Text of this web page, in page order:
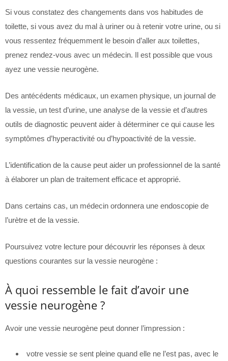
Si vous constatez des changements dans vos habitudes de
toilette, si vous avez du mal à uriner ou à retenir votre urine, ou si
vous ressentez fréquemment le besoin d’aller aux toilettes,
prenez rendez-vous avec un médecin. Il est possible que vous
ayez une vessie neurogène.
Des antécédents médicaux, un examen physique, un journal de
la vessie, un test d’urine, une analyse de la vessie et d’autres
outils de diagnostic peuvent aider à déterminer ce qui cause les
symptômes d’hyperactivité ou d’hypoactivité de la vessie.
L’identification de la cause peut aider un professionnel de la santé
à élaborer un plan de traitement efficace et approprié.
Dans certains cas, un médecin ordonnera une endoscopie de
l’urètre et de la vessie.
Poursuivez votre lecture pour découvrir les réponses à deux
questions courantes sur la vessie neurogène :
À quoi ressemble le fait d’avoir une
vessie neurogène ?
Avoir une vessie neurogène peut donner l’impression :
votre vessie se sent pleine quand elle ne l’est pas, avec le